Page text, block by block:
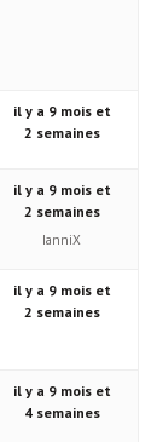
il y a 9 mois et
2 semaines
il y a 9 mois et
2 semaines
IanniX
il y a 9 mois et
2 semaines
il y a 9 mois et
4 semaines